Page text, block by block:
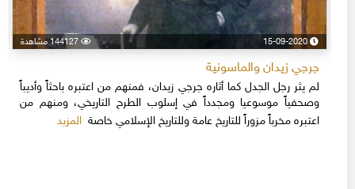
15-09-2020 144127 مشاهدة
جرجي زيدان والماسونية
لم يثر رجل الجدل كما أثاره جرجي زيدان، فمنهم من اعتبره باحثاً وأديباً
وصحفياً موسوعيا ومجدداً في إسلوب الطرح التاريخي، ومنهم من
اعتبره مخرباً مزوراً للتاريخ عامة وللتاريخ الإسلامي خاصةالمزيد